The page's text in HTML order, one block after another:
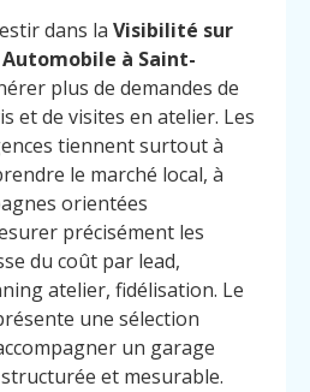
dans la Visibilité sur
à Saint-
plus de demandes de
et de visites en atelier. Les
tiennent surtout à
le marché local, à
orientées
précisément les
du coût par lead,
atelier, fidélisation. Le
une sélection
un garage
et mesurable.